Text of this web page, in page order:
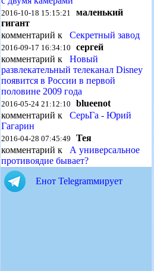
2016-10-18 15:15:21 маленький
гигант
комментарий к Секретный завод
2016-09-17 16:34:10 сергей
комментарий к Новый
развлекательный телеканал Disney
появится в России в первой
половине 2009 года
2016-05-24 21:12:10 blueenot
комментарий к СерьГа - Юрий
Гагарин
2016-04-28 07:45:49 Тея
комментарий к А универсальное
противоядие бывает?
Енот Telegramмирует